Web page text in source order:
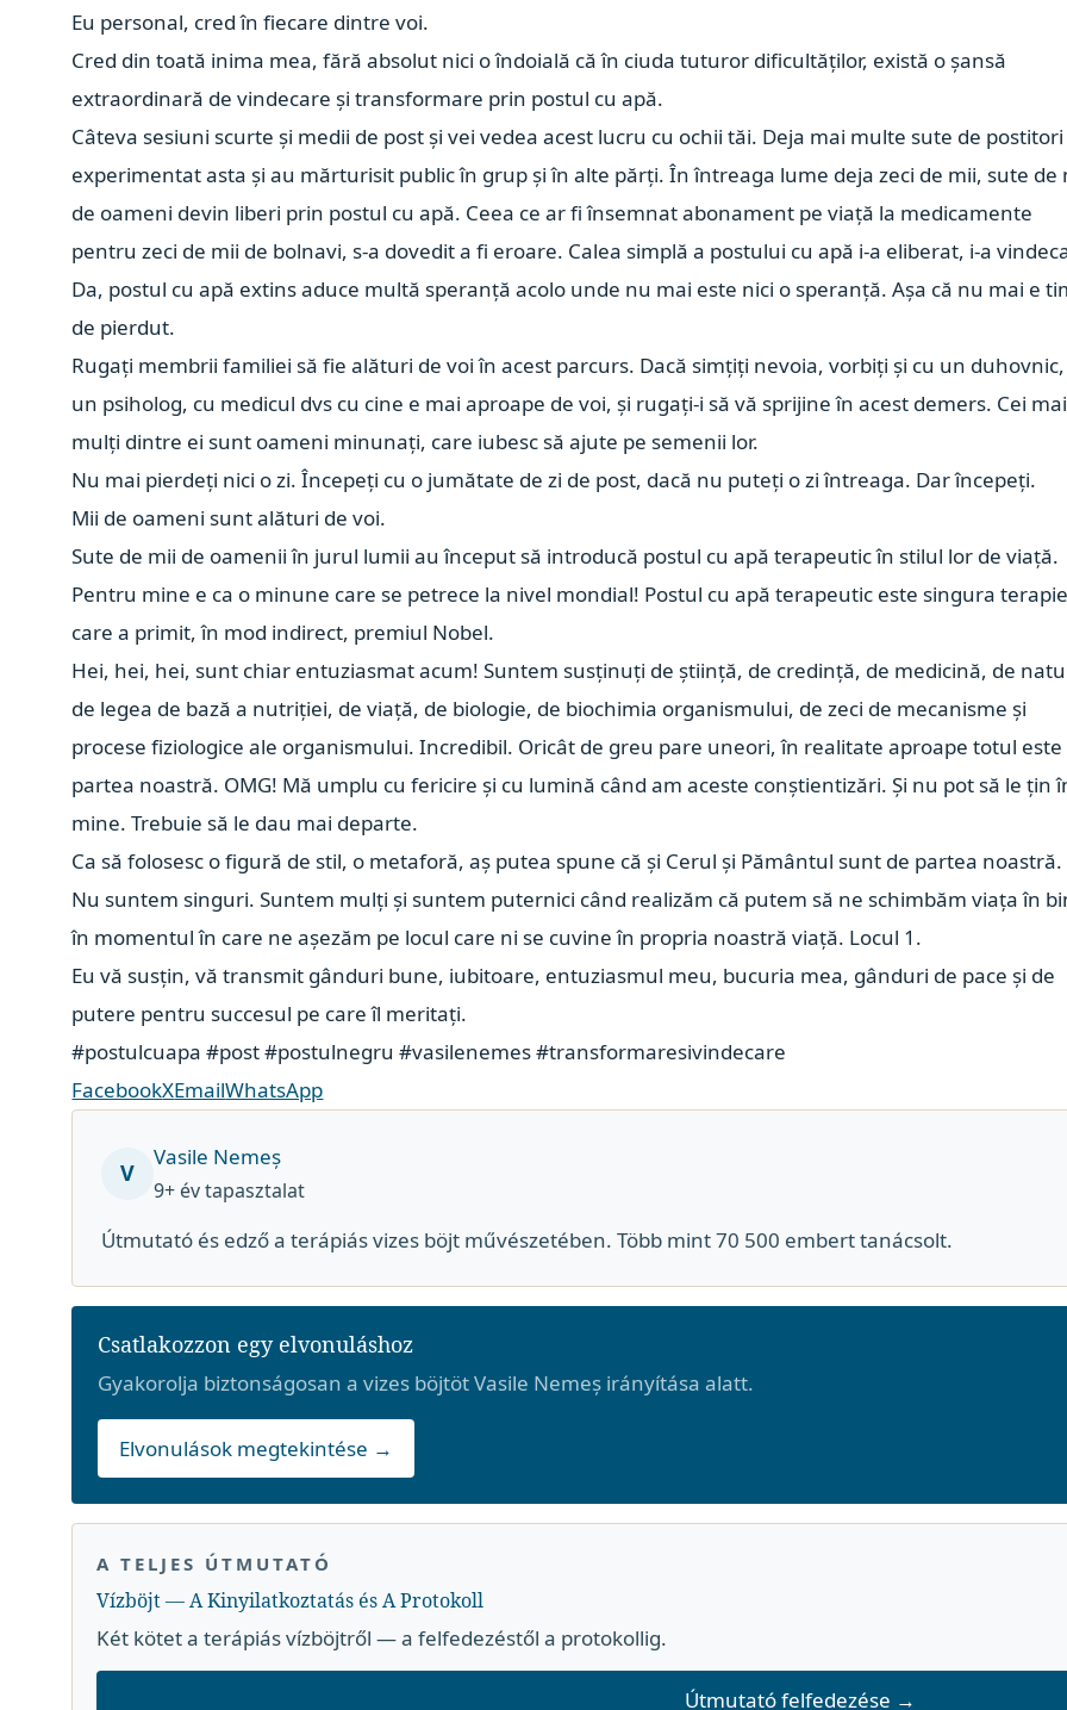
Eu personal, cred în fiecare dintre voi.
Cred din toată inima mea, fără absolut nici o îndoială că în ciuda tuturor dificultăților, există o șansă
extraordinară de vindecare și transformare prin postul cu apă.
Câteva sesiuni scurte și medii de post și vei vedea acest lucru cu ochii tăi. Deja mai multe sute de
experimentat asta și au mărturisit public în grup și în alte părți. În întreaga lume deja zeci de mii, sute de
de oameni devin liberi prin postul cu apă. Ceea ce ar fi însemnat abonament pe viață la medicamente
pentru zeci de mii de bolnavi, s-a dovedit a fi eroare. Calea simplă a postului cu apă i-a eliberat, i-a
Da, postul cu apă extins aduce multă speranță acolo unde nu mai este nici o speranță. Așa că nu mai e
de pierdut.
Rugați membrii familiei să fie alături de voi în acest parcurs. Dacă simțiți nevoia, vorbiți și cu un
un psiholog, cu medicul dvs cu cine e mai aproape de voi, și rugați-i să vă sprijine în acest demers. Cei mai
mulți dintre ei sunt oameni minunați, care iubesc să ajute pe semenii lor.
Nu mai pierdeți nici o zi. Începeți cu o jumătate de zi de post, dacă nu puteți o zi întreaga. Dar începeți.
Mii de oameni sunt alături de voi.
Sute de mii de oamenii în jurul lumii au început să introducă postul cu apă terapeutic în stilul lor de viață.
Pentru mine e ca o minune care se petrece la nivel mondial! Postul cu apă terapeutic este singura
care a primit, în mod indirect, premiul Nobel.
Hei, hei, hei, sunt chiar entuziasmat acum! Suntem susținuți de știință, de credință, de medicină, de
de legea de bază a nutriției, de viață, de biologie, de biochimia organismului, de zeci de mecanisme și
procese fiziologice ale organismului. Incredibil. Oricât de greu pare uneori, în realitate aproape totul este
partea noastră. OMG! Mă umplu cu fericire și cu lumină când am aceste conștientizări. Și nu pot să le țin
mine. Trebuie să le dau mai departe.
Ca să folosesc o figură de stil, o metaforă, aș putea spune că și Cerul și Pământul sunt de partea noastră.
Nu suntem singuri. Suntem mulți și suntem puternici când realizăm că putem să ne schimbăm viața în
în momentul în care ne așezăm pe locul care ni se cuvine în propria noastră viață. Locul 1.
Eu vă susțin, vă transmit gânduri bune, iubitoare, entuziasmul meu, bucuria mea, gânduri de pace și de
putere pentru succesul pe care îl meritați.
#postulcuapa #post#postulnegru #vasilenemes#transformaresivindecare
FacebookXEmailWhatsApp
V
Vasile Nemeș
9+ év tapasztalat
Útmutató és edző a terápiás vizes böjt művészetében. Több mint 70 500 embert tanácsolt.
Csatlakozzon egy elvonuláshoz
Gyakorolja biztonságosan a vizes böjtöt Vasile Nemeș irányítása alatt.
Elvonulások megtekintése →
A TELJES ÚTMUTATÓ
Vízböjt — A Kinyilatkoztatás és A Protokoll
Két kötet a terápiás vízböjtről — a felfedezéstől a protokollig.
Útmutató felfedezése →